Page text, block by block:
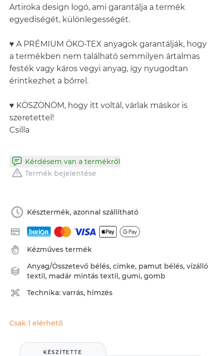
Artiroka design logó, ami garantálja a termék
egyediségét, különlegességét.
♥ A PRÉMIUM ÖKO-TEX anyagok garantálják, hogy
a termékben nem található semmilyen ártalmas
festék vagy káros vegyi anyag, így nyugodtan
érintkezhet a bőrrel.
♥ KÖSZÖNÖM, hogy itt voltál, várlak máskor is
szeretettel!
Csilla
Kérdésem van a termékről
Termék bejelentése
Késztermék, azonnal szállítható
Kézműves termék
Anyag/Összetevő bélés,címke, pamut bélés,vízálló
textil, madár mintás textil,gumi,gomb
Technika:varrás, hímzés
Csak 1 elérhető
KÉSZÍTETTE